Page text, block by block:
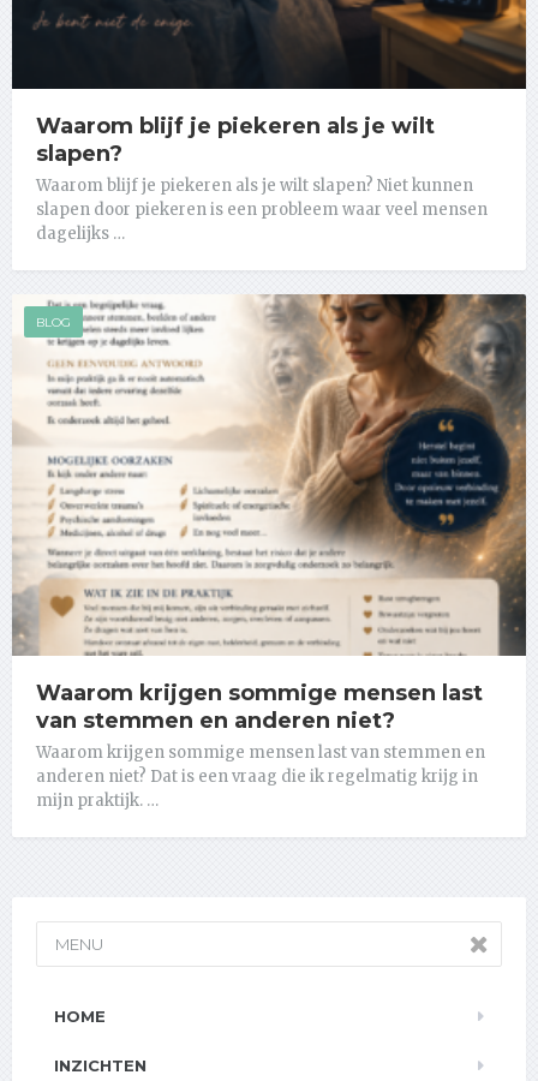
Waarom blijf je piekeren als je wilt
slapen?
Waarom blijf je piekeren als je wilt slapen? Niet kunnen
slapen door piekeren is een probleem waar veel mensen
dagelijks …
BLOG
Waarom krijgen sommige mensen last
van stemmen en anderen niet?
Waarom krijgen sommige mensen last van stemmen en
anderen niet? Dat is een vraag die ik regelmatig krijg in
mijn praktijk. …
MENU
HOME
INZICHTEN